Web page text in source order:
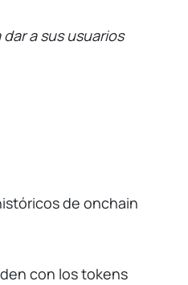
a sus usuarios
de onchain
con los tokens